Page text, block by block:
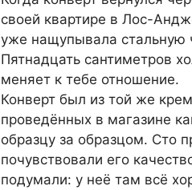
своей квартире в Лос-
уже нащупывала стальную
Пятнадцать сантиметров
меняет к тебе отношение.
Конверт был из той же
проведённых в магазине
образцу за образцом. Сто
почувствовали его
подумали: у неё там всё